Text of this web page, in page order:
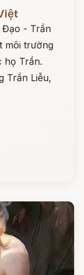
Đạo - Trần
môi trường
họ Trần.
Trần Liễu,